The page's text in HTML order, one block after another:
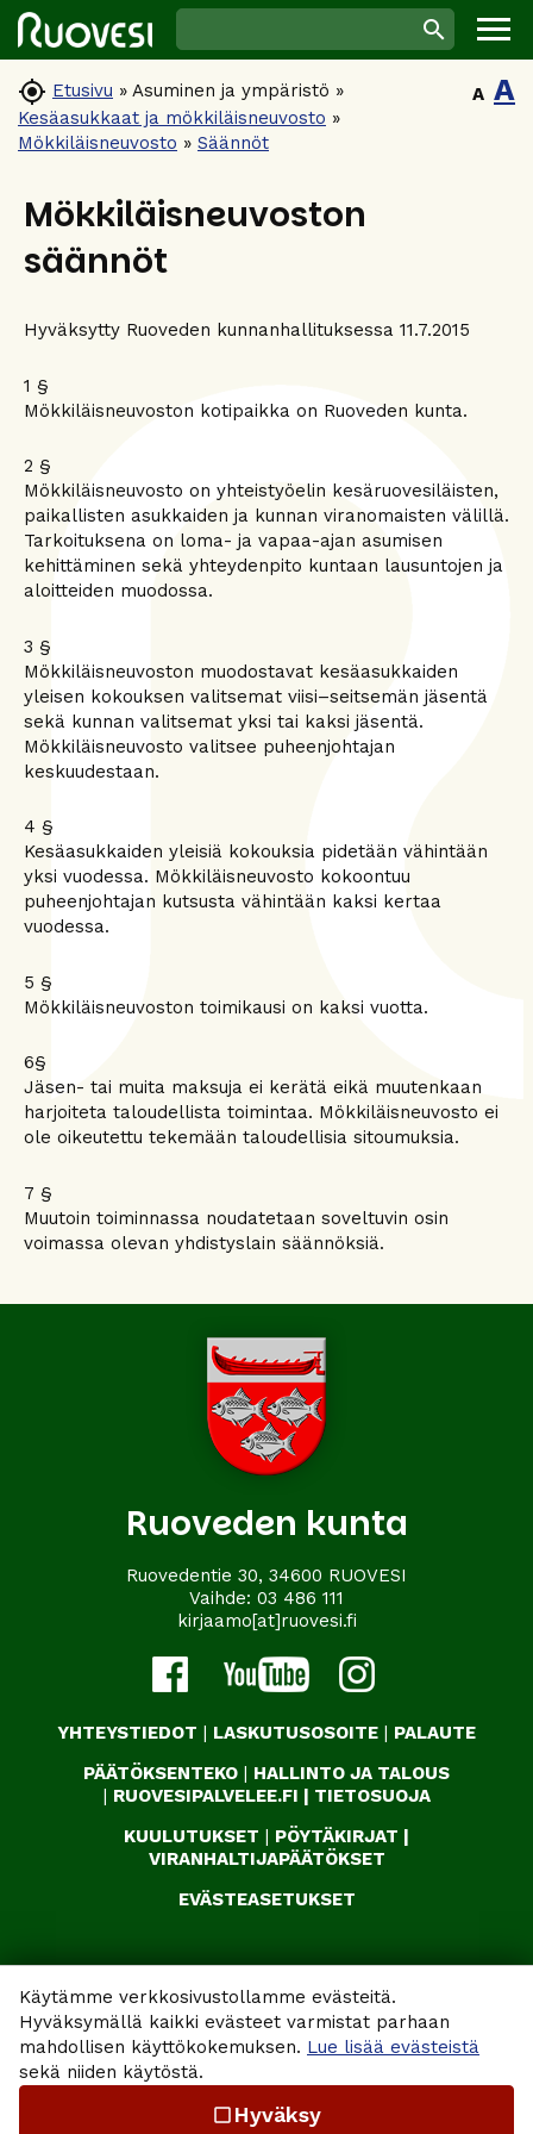
Käytämme verkkosivustollamme evästeitä.
Hyväksymällä kaikki evästeet varmistat parhaan
mahdollisen käyttökokemuksen. Lue lisää evästeistä
sekä niiden käytöstä.
check_box_outline_blank Hyväksy
 Etusivu » Asuminen ja ympäristö »
Kesäasukkaat ja mökkiläisneuvosto »
Mökkiläisneuvosto » Säännöt
A A
Mökkiläisneuvoston
säännöt
Hyväksytty Ruoveden kunnanhallituksessa 11.7.2015
1 §
Mökkiläisneuvoston kotipaikka on Ruoveden kunta.
2 §
Mökkiläisneuvosto on yhteistyöelin kesäruovesiläisten,
paikallisten asukkaiden ja kunnan viranomaisten välillä.
Tarkoituksena on loma- ja vapaa-ajan asumisen
kehittäminen sekä yhteydenpito kuntaan lausuntojen ja
aloitteiden muodossa.
3 §
Mökkiläisneuvoston muodostavat kesäasukkaiden
yleisen kokouksen valitsemat viisi–seitsemän jäsentä
sekä kunnan valitsemat yksi tai kaksi jäsentä.
Mökkiläisneuvosto valitsee puheenjohtajan
keskuudestaan.
4 §
Kesäasukkaiden yleisiä kokouksia pidetään vähintään
yksi vuodessa. Mökkiläisneuvosto kokoontuu
puheenjohtajan kutsusta vähintään kaksi kertaa
vuodessa.
5 §
Mökkiläisneuvoston toimikausi on kaksi vuotta.
6§
Jäsen- tai muita maksuja ei kerätä eikä muutenkaan
harjoiteta taloudellista toimintaa. Mökkiläisneuvosto ei
ole oikeutettu tekemään taloudellisia sitoumuksia.
7 §
Muutoin toiminnassa noudatetaan soveltuvin osin
voimassa olevan yhdistyslain säännöksiä.
Ruoveden kunta
Ruovedentie 30, 34600 RUOVESI
Vaihde: 03 486 111
kirjaamo[at]ruovesi.fi
YHTEYSTIEDOT | LASKUTUSOSOITE | PALAUTE
PÄÄTÖKSENTEKO | HALLINTO JA TALOUS
| RUOVESIPALVELEE.FI | TIETOSUOJA
KUULUTUKSET | PÖYTÄKIRJAT |
VIRANHALTIJAPÄÄTÖKSET
EVÄSTEASETUKSET